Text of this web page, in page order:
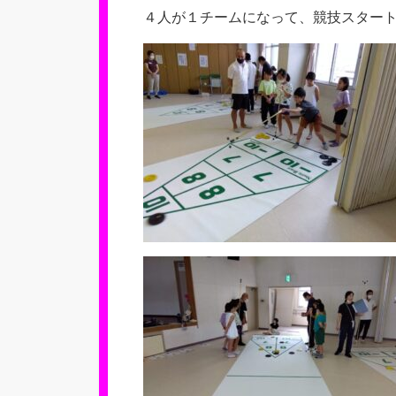
４人が１チームになって、競技スター